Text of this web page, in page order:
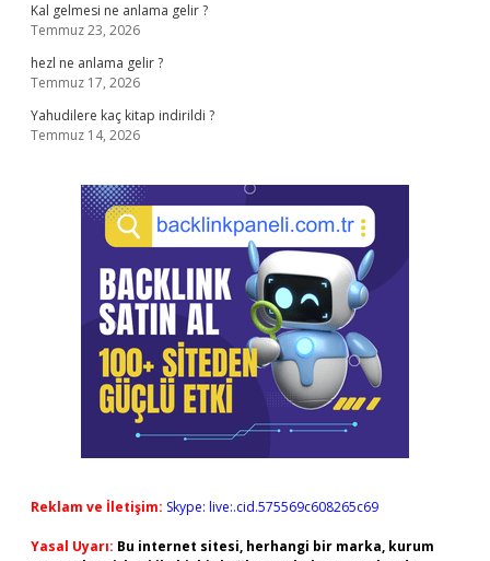
Kal gelmesi ne anlama gelir ?
Temmuz 23, 2026
hezl ne anlama gelir ?
Temmuz 17, 2026
Yahudilere kaç kitap indirildi ?
Temmuz 14, 2026
Reklam ve İletişim: Skype: live:.cid.575569c608265c69
Yasal Uyarı: Bu internet sitesi, herhangi bir marka, kurum